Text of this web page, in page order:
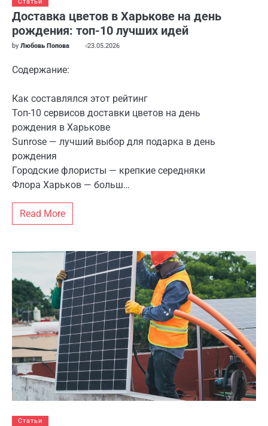
Доставка цветов в Харькове на день
рождения: топ-10 лучших идей
by Любовь Попова 23.05.2026
Содержание:
Как составлялся этот рейтинг
Топ-10 сервисов доставки цветов на день
рождения в Харькове
Sunrose — лучший выбор для подарка в день
рождения
Городские флористы — крепкие середняки
Флора Харьков — больш…
Read More
Статьи